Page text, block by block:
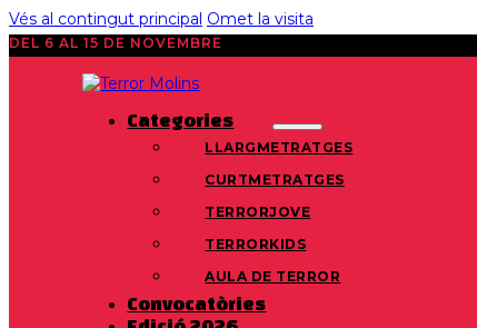
Vés al contingut principal Omet la visita
DEL 6 AL 15 DE NOVEMBRE
Categories
LLARGMETRATGES
CURTMETRATGES
TERRORJOVE
TERRORKIDS
AULA DE TERROR
Convocatòries